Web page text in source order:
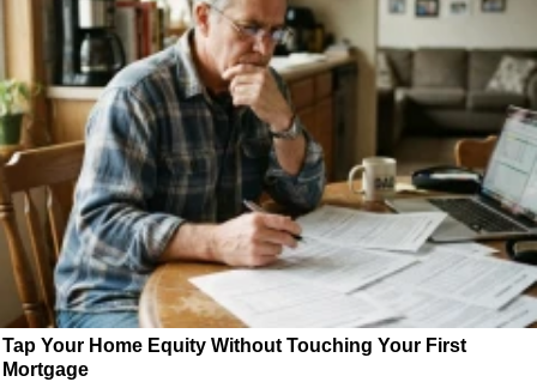
Tap Your Home Equity Without Touching Your First
Mortgage